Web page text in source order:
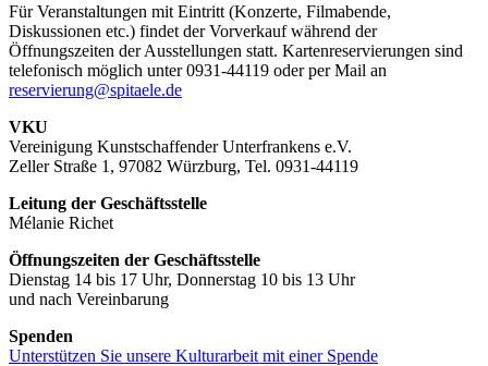
Für Veranstaltungen mit Eintritt (Konzerte, Filmabende,
Diskussionen etc.) findet der Vorverkauf während der
Öffnungszeiten der Ausstellungen statt. Kartenreservierungen sind
telefonisch möglich unter 0931-44119 oder per Mail an
reservierung@spitaele.de
VKU
Vereinigung Kunstschaffender Unterfrankens e.V.
Zeller Straße 1, 97082 Würzburg, Tel. 0931-44119
Leitung der Geschäftsstelle
Mélanie Richet
Öffnungszeiten der Geschäftsstelle
Dienstag 14 bis 17 Uhr, Donnerstag 10 bis 13 Uhr
und nach Vereinbarung
Spenden
Unterstützen Sie unsere Kulturarbeit mit einer Spende